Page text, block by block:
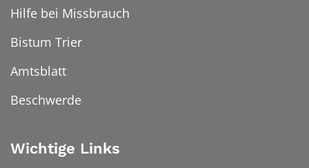
Hilfe bei Missbrauch
Bistum Trier
Amtsblatt
Beschwerde
Wichtige Links